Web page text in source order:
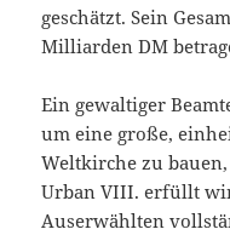
geschätzt. Sein
Milliarden DM
Ein gewaltiger
um eine große,
Weltkirche zu bauen,
Urban VIII. erfüllt
Auserwählten